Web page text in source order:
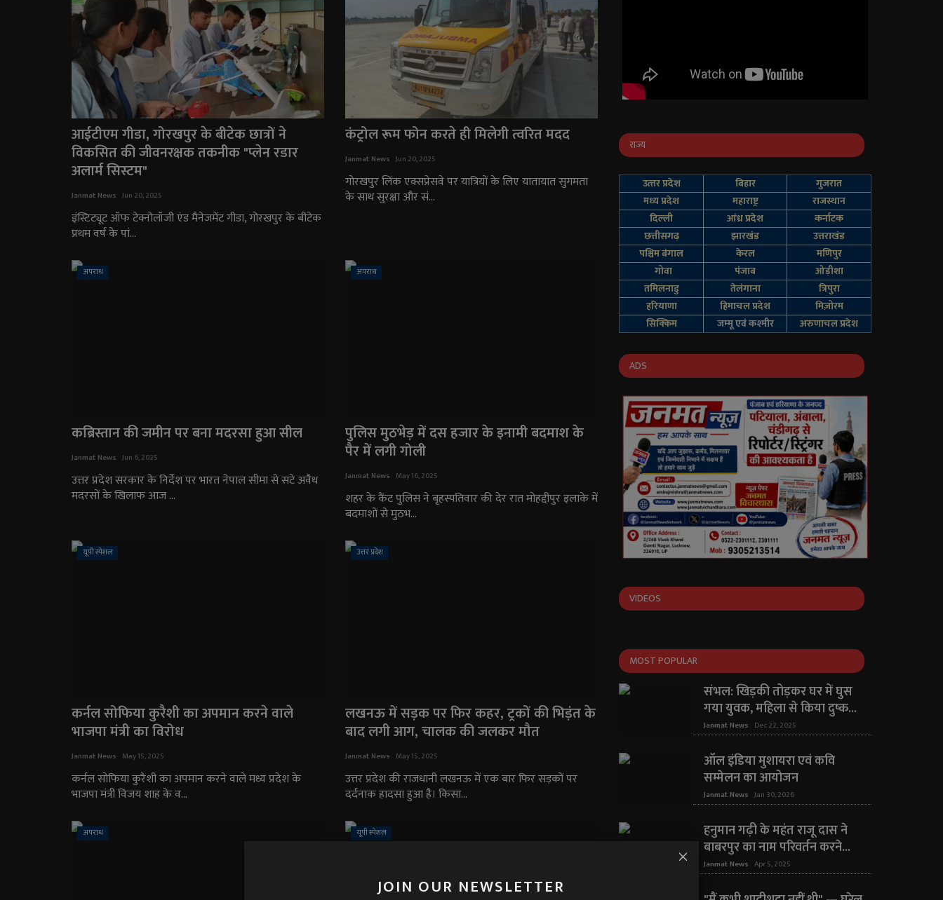
JOIN OUR NEWSLETTER
आईटीएम गीडा, गोरखपुर के बीटेक छात्रों ने
विकसित की जीवनरक्षक तकनीक "प्लेन रडार
अलार्म सिस्टम"
Janmat News Jun 20, 2025
इंस्टिट्यूट ऑफ टेक्नोलॉजी एंड मैनेजमेंट गीडा, गोरखपुर के बीटेक
प्रथम वर्ष के पां...
कंट्रोल रूम फोन करते ही मिलेगी त्वरित मदद
Janmat News Jun 20, 2025
गोरखपुर लिंक एक्सप्रेसवे पर यात्रियों के लिए यातायात सुगमता
के साथ सुरक्षा और सं...
अपराध
कब्रिस्तान की जमीन पर बना मदरसा हुआ सील
Janmat News Jun 6, 2025
उत्तर प्रदेश सरकार के निर्देश पर भारत नेपाल सीमा से सटे अवैध
मदरसों के खिलाफ आज ...
अपराध
पुलिस मुठभेड़ में दस हजार के इनामी बदमाश के
पैर में लगी गोली
Janmat News May 16, 2025
शहर के कैंट पुलिस ने बृहस्पतिवार की देर रात मोहद्दीपुर इलाके में
बदमाशों से मुठभ...
यूपी स्पेशल
कर्नल सोफिया कुरैशी का अपमान करने वाले
भाजपा मंत्री का विरोध
Janmat News May 15, 2025
कर्नल सोफिया कुरैशी का अपमान करने वाले मध्य प्रदेश के
भाजपा मंत्री विजय शाह के व...
उत्तर प्रदेश
लखनऊ में सड़क पर फिर कहर, ट्रकों की भिड़ंत के
बाद लगी आग, चालक की जलकर मौत
Janmat News May 15, 2025
उत्तर प्रदेश की राजधानी लखनऊ में एक बार फिर सड़कों पर
दर्दनाक हादसा हुआ है। किसा...
अपराध यूपी स्पेशल
राज्य
उत्‍तर प्रदेश बिहार
गुजरात
मध्य प्रदेश
महाराष्ट्र
राजस्थान
दिल्‍ली
आंध्र प्रदेश
कर्नाटक
छत्तीसगढ़
झारखंड
उत्तराखंड
पश्चिम बंगाल
केरल
मणिपुर
गोवा
पंजाब
ओड़ीशा
तमिलनाडु
तेलंगाना
त्रिपुरा
हरियाणा
हिमाचल प्रदेश
मिज़ोरम
सिक्किम
जम्‍मू एवं कश्‍मीर अरुणाचल प्रदेश
ADS
VIDEOS
MOST POPULAR
संभल: खिड़की तोड़कर घर में घुस
गया युवक, महिला से किया दुष्क...
Janmat News Dec 22, 2025
ऑल इंडिया मुशायरा एवं कवि
सम्मेलन का आयोजन
Janmat News Jan 30, 2026
हनुमान गढ़ी के महंत राजू दास ने
बाबरपुर का नाम परिवर्तन करने...
Janmat News Apr 5, 2025